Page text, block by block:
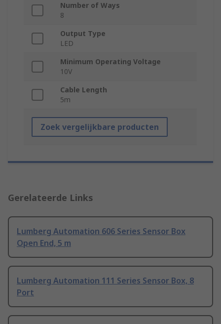
Number of Ways
8
Output Type
LED
Minimum Operating Voltage
10V
Cable Length
5m
Zoek vergelijkbare producten
Gerelateerde Links
Lumberg Automation 606 Series Sensor Box
Open End, 5 m
Lumberg Automation 111 Series Sensor Box, 8
Port